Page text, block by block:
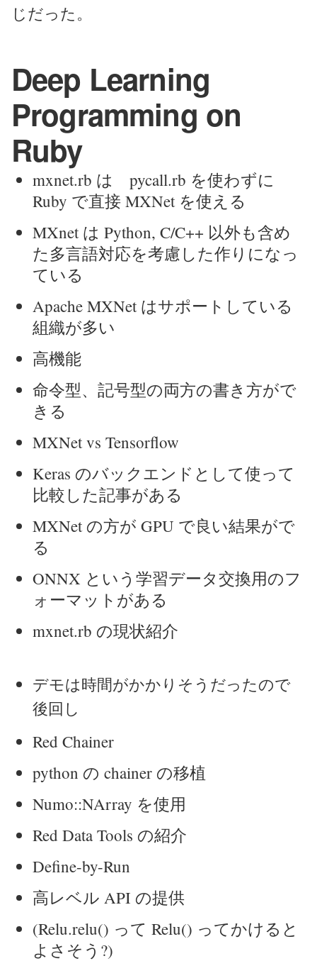
じだった。
Deep Learning
Programming on
Ruby
mxnet.rb は pycall.rb を使わずに
Ruby で直接 MXNet を使える
MXnet は Python, C/C++ 以外も含め
た多言語対応を考慮した作りになっ
ている
Apache MXNet はサポートしている
組織が多い
高機能
命令型、記号型の両方の書き方がで
きる
MXNet vs Tensorflow
Keras のバックエンドとして使って
比較した記事がある
MXNet の方が GPU で良い結果がで
る
ONNX という学習データ交換用のフ
ォーマットがある
mxnet.rb の現状紹介
デモは時間がかかりそうだったので
後回し
Red Chainer
python の chainer の移植
Numo::NArray を使用
Red Data Tools の紹介
Define-by-Run
高レベル API の提供
(Relu.relu() って Relu() ってかけると
よさそう?)